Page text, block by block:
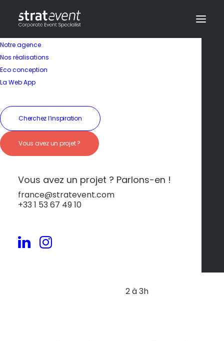
Notre agence
Nos réalisations
Eco conception
La Web App
Cherchez l’inspiration
Vous avez un projet ?
Vous avez un projet ? Parlons-en !
france@stratevent.com
+33 1 53 67 49 10
Croisière privée sur le
lac Léman
2 à 3h